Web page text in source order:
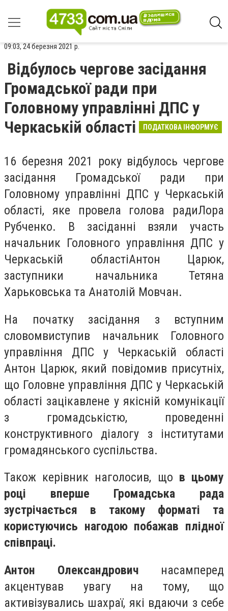
09:03, 24 березня 2021 р.
Відбулось чергове засідання
Громадської ради при
Головному управлінні ДПС у
Черкаській області
ПОДАТКОВА ІНФОРМУЄ
16 березня 2021 року відбулось чергове
засідання Громадської ради при
Головному управлінні ДПС у Черкаській
області, яке провела голова радиЛора
Рубченко. В засіданні взяли участь
начальник Головного управління ДПС у
Черкаській областіАнтон Царюк,
заступники начальника Тетяна
Харьковська та Анатолій Мовчан.
На початку засідання з вступним
словомвиступив начальник Головного
управління ДПС у Черкаській області
Антон Царюк, який повідомив присутніх,
що Головне управління ДПС у Черкаській
області зацікавлене у якісній комунікації
з громадськістю, проведенні
конструктивного діалогу з інститутами
громадянського суспільства.
Також керівник наголосив, що в цьому
році вперше Громадська рада
зустрічається в такому форматі та
користуючись нагодою побажав плідної
співпраці.
Антон Олександрович насамперед
акцентував увагу на тому, що
активізувались шахраї, які вдаючи з себе